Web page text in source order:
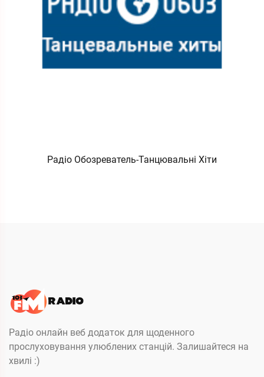
Радіо Обозреватель-Танцювальні Хіти
Радіо онлайн веб додаток для щоденного
прослуховування улюблених станцій. Залишайтеся на
хвилі :)